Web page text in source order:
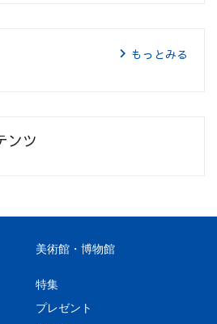
もっとみる
ンツ
美術館・博物館
特集
プレゼント